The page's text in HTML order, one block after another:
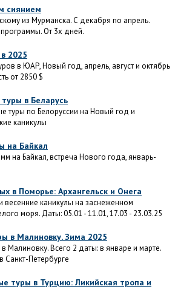
сиянием
из Мурманска. С декабря по апрель.
От 3х дней.
2025
в ЮАР, Новый год, апрель, август и октябрь
от 2850 $
в Беларусь
туры по Белоруссии на Новый год и
каникулы
на Байкал
на Байкал, встреча Нового года, январь-
в Поморье: Архангельск и Онега
весенние каникулы на заснеженном
моря. Даты: 05.01 - 11.01, 17.03 - 23.03.25
в Малиновку. Зима 2025
Малиновку. Всего 2 даты: в январе и марте.
Санкт-Петербурге
туры в Турцию: Ликийская тропа и